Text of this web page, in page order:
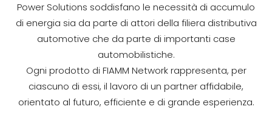
Power Solutions soddisfano le necessità di accumulo
di energia sia da parte di attori della filiera distributiva
automotive che da parte di importanti case
automobilistiche.
Ogni prodotto di FIAMM Network rappresenta, per
ciascuno di essi, il lavoro di un partner affidabile,
orientato al futuro, efficiente e di grande esperienza.